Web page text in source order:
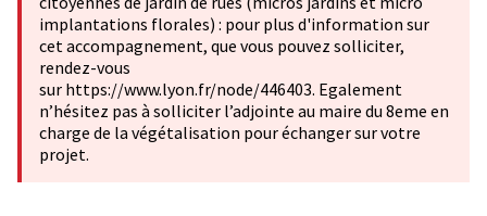
implantations florales) : pour plus d'information sur
cet accompagnement, que vous pouvez solliciter,
rendez-vous
sur https://www.lyon.fr/node/446403. Egalement
n’hésitez pas à solliciter l’adjointe au maire du 8eme en
charge de la végétalisation pour échanger sur votre
projet.